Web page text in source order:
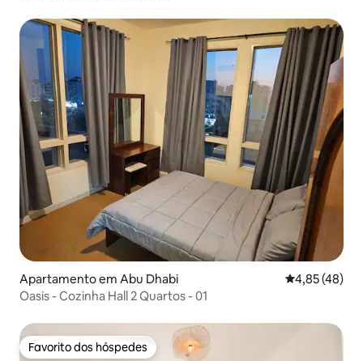
Apartamento em Abu Dhabi Classificação
4,85 (48)
Oasis - Cozinha Hall 2 Quartos - 01
Favorito dos hóspedes
Favorito dos hóspedes